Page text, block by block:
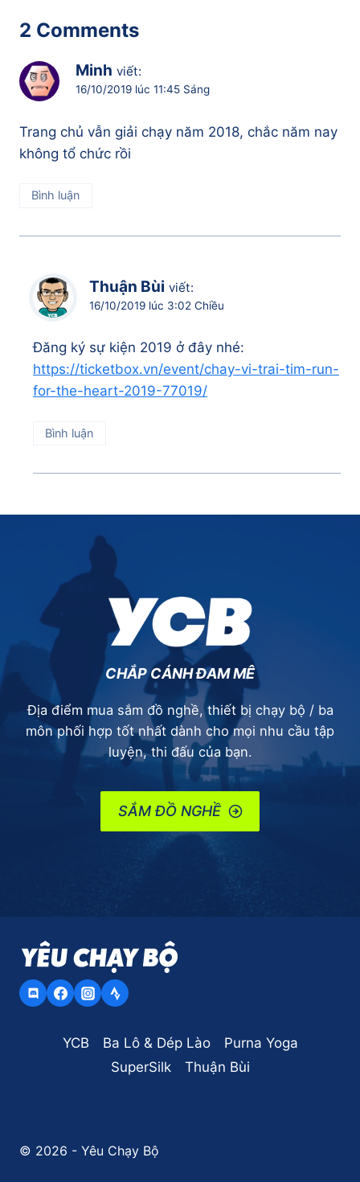
2 Comments
Minh viết:
16/10/2019 lúc 11:45 Sáng
Trang chủ vẫn giải chạy năm 2018, chắc năm nay
không tổ chức rồi
Bình luận
Thuận Bùi viết:
16/10/2019 lúc 3:02 Chiều
Đăng ký sự kiện 2019 ở đây nhé:
https://ticketbox.vn/event/chay-vi-trai-tim-run-
for-the-heart-2019-77019/
Bình luận
CHẮP CÁNH ĐAM MÊ
Địa điểm mua sắm đồ nghề, thiết bị chạy bộ / ba
môn phối hợp tốt nhất dành cho mọi nhu cầu tập
luyện, thi đấu của bạn.
SẮM ĐỒ NGHỀ
YCB Ba Lô & Dép Lào
Purna Yoga
SuperSilk
Thuận Bùi
© 2026 - Yêu Chạy Bộ